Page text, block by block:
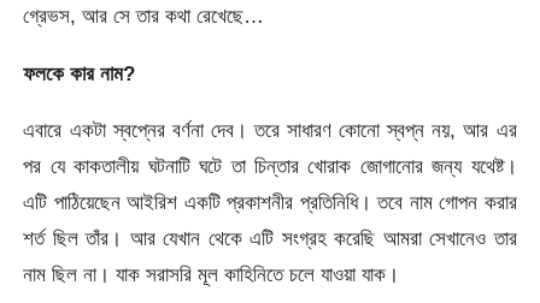
গ্রেভস, আর সে তার কথা রেখেছে…
ফলকে কার নাম?
এবারে একটা স্বপ্নের বর্ণনা দেব। তরে সাধারণ কোনো স্বপ্ন নয়, আর এর
পর যে কাকতালীয় ঘটনাটি ঘটে তা চিন্তার খোরাক জোগানোর জন্য যথেষ্ট।
এটি পাঠিয়েছেন আইরিশ একটি প্রকাশনীর প্রতিনিধি। তবে নাম গোপন করার
শর্ত ছিল তাঁর। আর যেখান থেকে এটি সংগ্রহ করেছি আমরা সেখানেও তার
নাম ছিল না। যাক সরাসরি মূল কাহিনিতে চলে যাওয়া যাক।